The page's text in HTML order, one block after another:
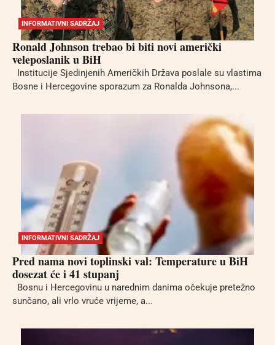
INFORMATIVNI SADRŽAJ
Ronald Johnson trebao bi biti novi američki
veleposlanik u BiH
Institucije Sjedinjenih Američkih Država poslale su vlastima
Bosne i Hercegovine sporazum za Ronalda Johnsona,...
INFORMATIVNI SADRŽAJ
Pred nama novi toplinski val: Temperature u BiH
dosezat će i 41 stupanj
Bosnu i Hercegovinu u narednim danima očekuje pretežno
sunčano, ali vrlo vruće vrijeme, a...